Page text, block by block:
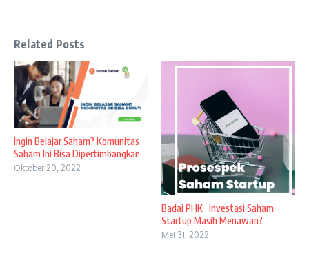
Related Posts
Ingin Belajar Saham? Komunitas
Saham Ini Bisa Dipertimbangkan
Oktober 20, 2022
Badai PHK , Investasi Saham
Startup Masih Menawan?
Mei 31, 2022